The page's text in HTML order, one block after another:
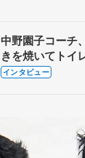
中野園子コーチ
きを焼いてト
も通用するとい
インタビュー